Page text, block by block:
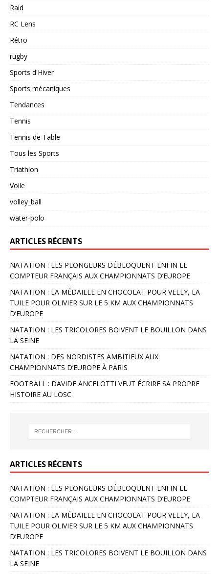
Raid
RC Lens
Rétro
rugby
Sports d'Hiver
Sports mécaniques
Tendances
Tennis
Tennis de Table
Tous les Sports
Triathlon
Voile
volley_ball
water-polo
ARTICLES RÉCENTS
NATATION : LES PLONGEURS DÉBLOQUENT ENFIN LE
COMPTEUR FRANÇAIS AUX CHAMPIONNATS D’EUROPE
NATATION : LA MÉDAILLE EN CHOCOLAT POUR VELLY, LA
TUILE POUR OLIVIER SUR LE 5 KM AUX CHAMPIONNATS
D’EUROPE
NATATION : LES TRICOLORES BOIVENT LE BOUILLON DANS
LA SEINE
NATATION : DES NORDISTES AMBITIEUX AUX
CHAMPIONNATS D’EUROPE À PARIS
FOOTBALL : DAVIDE ANCELOTTI VEUT ÉCRIRE SA PROPRE
HISTOIRE AU LOSC
ARTICLES RÉCENTS
NATATION : LES PLONGEURS DÉBLOQUENT ENFIN LE
COMPTEUR FRANÇAIS AUX CHAMPIONNATS D’EUROPE
NATATION : LA MÉDAILLE EN CHOCOLAT POUR VELLY, LA
TUILE POUR OLIVIER SUR LE 5 KM AUX CHAMPIONNATS
D’EUROPE
NATATION : LES TRICOLORES BOIVENT LE BOUILLON DANS
LA SEINE